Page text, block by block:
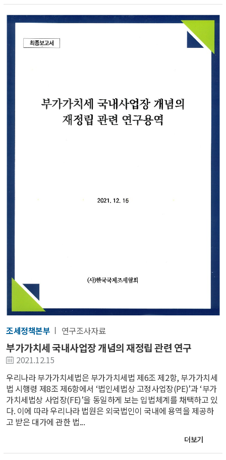
조세정책본부 연구조사자료
부가가치세 국내사업장 개념의 재정립 관련 연구
2021.12.15
우리나라 부가가치세법은 부가가치세법 제6조 제2항, 부가가치세
법 시행령 제8조 제6항에서 ‘법인세법상 고정사업장(PE)’과 ‘부가
가치세법상 사업장(FE)’을 동일하게 보는 입법체계를 채택하고 있
다. 이에 따라 우리나라 법원은 외국법인이 국내에 용역을 제공하
고 받은 대가에 관한 법...
더보기